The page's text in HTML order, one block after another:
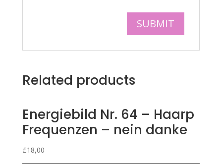
Related products
Energiebild Nr. 64 – Haarp
Frequenzen – nein danke
£18,00